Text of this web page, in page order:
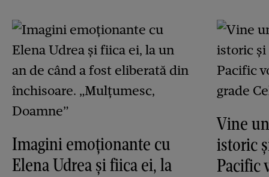
Imagini emoționante cu
Elena Udrea și fiica ei, la
Vine
istoric
Pacific